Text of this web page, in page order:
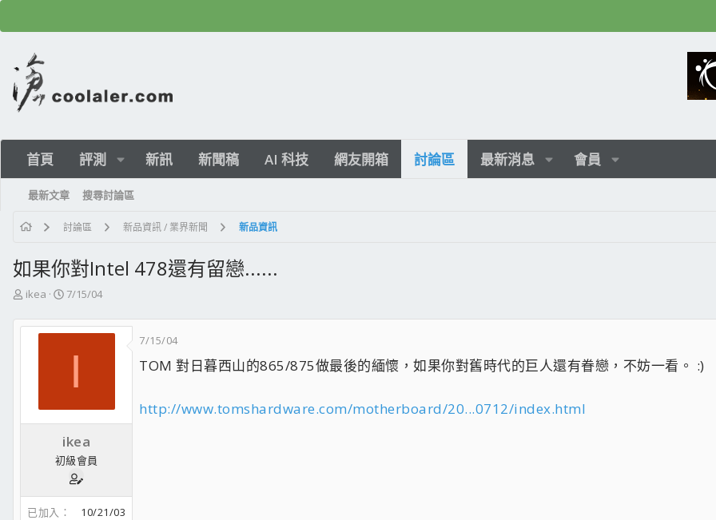
首頁 評測 新訊 新聞稿 AI 科技 網友開箱 討論區 最新消息 會員
最新文章 搜尋討論區
討論區 新品資訊 / 業界新聞 新品資訊
如果你對Intel 478還有留戀......
主
發
ikea
開
日
7/15/04
I
ikea
初級會員
已加入
10/21/03
7/15/04
TOM 對日暮西山的865/875做最後的緬懷，如果你對舊時代的巨人還有眷戀，不妨一看。 :)
http://www.tomshardware.com/motherboard/20...0712/index.html